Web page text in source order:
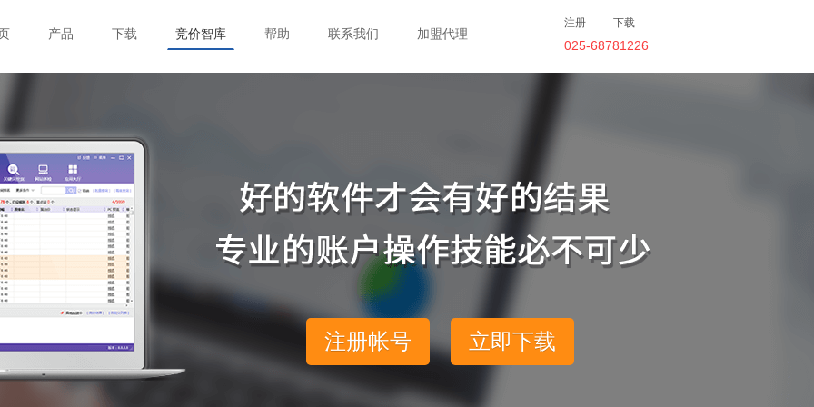
产品 下载 竞价智库 帮助 联系我们 加盟代理
注册 下载
025-68781226
注册帐号 立即下载